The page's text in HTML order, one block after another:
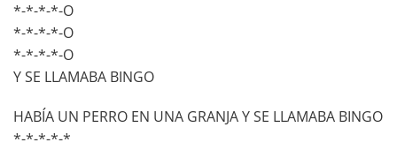
*-*-*-*-O
*-*-*-*-O
*-*-*-*-O
Y SE LLAMABA BINGO
HABÍA UN PERRO EN UNA GRANJA Y SE LLAMABA BINGO
*-*-*-*-*